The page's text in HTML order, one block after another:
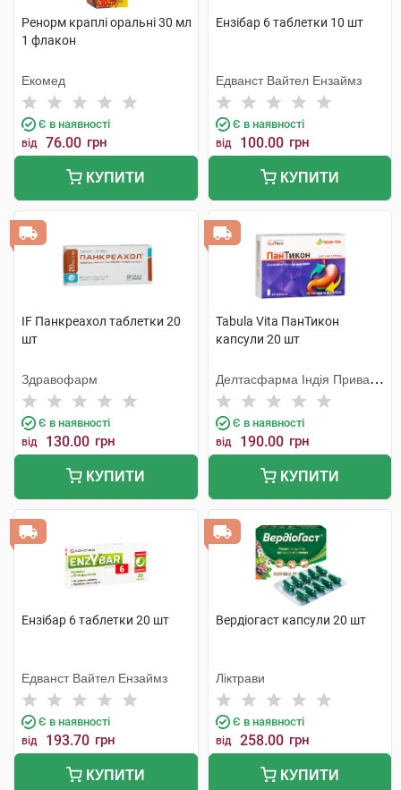
Ренорм краплі оральні 30 мл
1 флакон
Екомед
Є в наявності
від 76.00 грн
КУПИТИ
Ензібар 6 таблетки 10 шт
Едванст Вайтел Ензаймз
Є в наявності
від 100.00 грн
КУПИТИ
IF Панкреахол таблетки 20
шт
Здравофарм
Є в наявності
від 130.00 грн
КУПИТИ
Tabula Vita ПанТикон
капсули 20 шт
Делтасфарма Індія Приват
Лімітед
Є в наявності
від 190.00 грн
КУПИТИ
Ензібар 6 таблетки 20 шт
Едванст Вайтел Ензаймз
Є в наявності
від 193.70 грн
КУПИТИ
Вердіогаст капсули 20 шт
Ліктрави
Є в наявності
від 258.00 грн
КУПИТИ